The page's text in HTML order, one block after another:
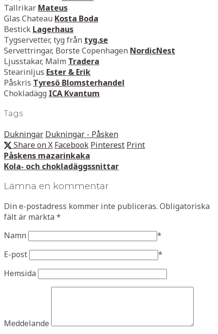
Tallrikar Mateus
Glas Chateau Kosta Boda
Bestick Lagerhaus
Tygservetter, tyg från tyg.se
Servettringar, Borste Copenhagen NordicNest
Ljusstakar, Malm Tradera
Stearinljus Ester & Erik
Påskris Tyresö Blomsterhandel
Chokladägg ICA Kvantum
Tags
Dukningar Dukningar - Påsken
Share on X Facebook Pinterest Print
Påskens mazarinkaka
Kola- och chokladäggssnittar
Lämna en kommentar
Din e-postadress kommer inte publiceras. Obligatoriska
fält är märkta *
Namn
*
E-post
*
Hemsida
Meddelande